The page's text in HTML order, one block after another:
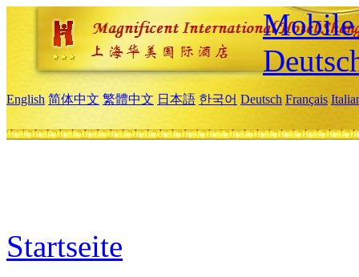
Mobile
English 简体中文 繁體中文 日本語 한국어 Deutsch Français
Startseite